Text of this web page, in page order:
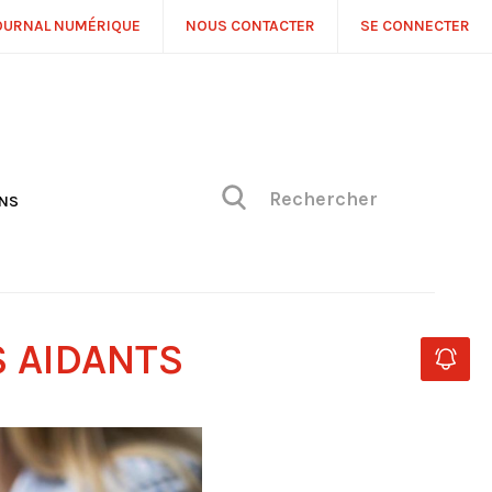
NUMÉRIQUE NOUS CONTACTER SE CONNECTER
AIDANTS